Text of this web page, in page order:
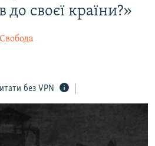
своєї країни?»
без VPN